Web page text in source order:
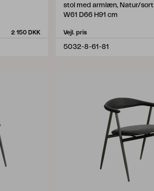
2 150 DKK
stol med armlæn, Natur/sort
W61 D66 H91 cm
Vejl. pris
5032-8-61-81